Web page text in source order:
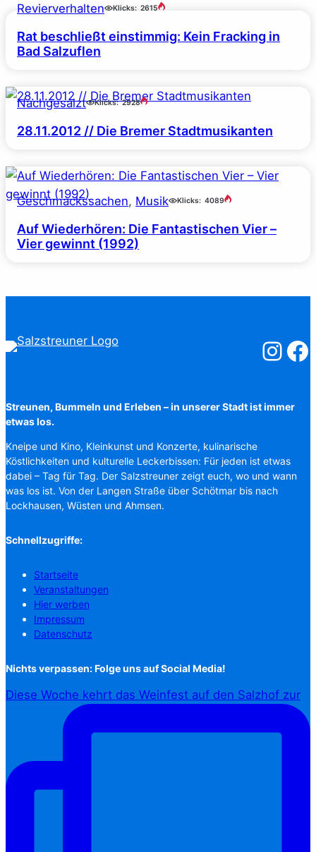
Revierverhalten Klicks: 2615
Rat beschließt einstimmig: Kein Fracking in
Bad Salzuflen
Nachgesalzt Klicks: 2928
28.11.2012 // Die Bremer Stadtmusikanten
Geschmackssachen, Musik Klicks: 4089
Auf Wiederhören: Die Fantastischen Vier –
Vier gewinnt (1992)
Streunen, Bummeln und Erleben – in unserer Stadt ist immer
etwas los.
Kneipe und Kino, Kleinkunst und Konzerte, kulinarische
Köstlichkeiten und kulturelle Leckerbissen: Für jeden ist etwas
dabei – Tag für Tag. Der Salzstreuner zeigt euch, wo und wann
was los ist. Von der Langen Straße über Schötmar bis nach
Lockhausen, Wüsten und Ahmsen.
Schnellzugriffe:
Startseite
Veranstaltungen
Hier werben
Impressum
Datenschutz
Nichts verpassen: Folge uns auf Social Media!
Diese Woche kehrt das Weinfest auf den Salzhof zur